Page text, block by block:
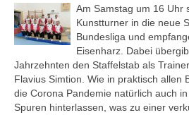
Am Samstag um 16 Uhr
Kunstturner in die neue
Bundesliga und
Eisenharz. Dabei
Jahrzehnten den Staffelstab als
Flavius Simtion. Wie in praktisch allen
die Corona Pandemie natürlich auch
Spuren hinterlassen, was zu einer